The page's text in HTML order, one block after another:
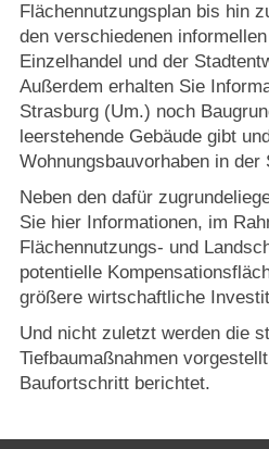
Welcome to Strasburg
Ласкаво просимо до
في شتراسبورغ (أوكرمارك)
Bine ați venit în Strasburg
Online-Bewerbungen
Flächennutzungsplan bis hin
den verschiedenen
Einzelhandel und der
Außerdem erhalten Sie
Strasburg (Um.) noch
leerstehende Gebäude gibt
Wohnungsbauvorhaben in
Neben den dafür
Sie hier Informationen, im
Flächennutzungs- und
potentielle
größere wirtschaftliche
Und nicht zuletzt werden die
Tiefbaumaßnahmen
Baufortschritt berichtet.